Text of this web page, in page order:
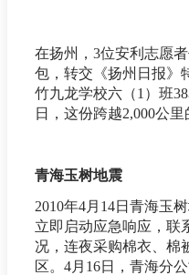
在扬州，3位安利志愿
包，转交《扬州日报》
竹九龙学校六（1）班
日，这份跨越2,000公里
青海玉树地震
2010年4月14日青海玉
立即启动应急响应，联
况，连夜采购棉衣、棉
区。4月16日，青海分